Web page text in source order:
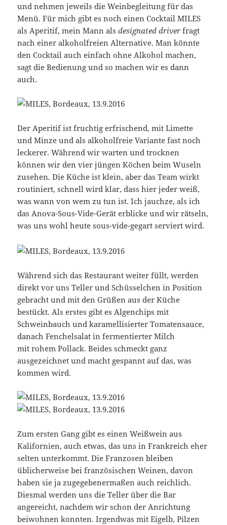
und nehmen jeweils die Weinbegleitung für das
Menü. Für mich gibt es noch einen Cocktail MILES
als Aperitif, mein Mann alsdesignated driver fragt
nach einer alkoholfreien Alternative. Man könnte
den Cocktail auch einfach ohne Alkohol machen,
sagt die Bedienung und so machen wir es dann
auch.
Der Aperitif ist fruchtig erfrischend, mit Limette
und Minze und als alkoholfreie Variante fast noch
leckerer. Während wir warten und trocknen
können wir den vier jüngen Köchen beim Wuseln
zusehen. Die Küche ist klein, aber das Team wirkt
routiniert, schnell wird klar, dass hier jeder weiß,
was wann von wem zu tun ist. Ich jauchze, als ich
das Anova-Sous-Vide-Gerät erblicke und wir rätseln,
was uns wohl heute sous-vide-gegart serviert wird.
Während sich das Restaurant weiter füllt, werden
direkt vor uns Teller und Schüsselchen in Position
gebracht und mit den Grüßen aus der Küche
bestückt. Als erstes gibt es Algenchips mit
Schweinbauch und karamellisierter Tomatensauce,
danach Fenchelsalat in fermentierter Milch
mit rohem Pollack. Beides schmeckt ganz
ausgezeichnet und macht gespannt auf das, was
kommen wird.
Zum ersten Gang gibt es einen Weißwein aus
Kalifornien, auch etwas, das uns in Frankreich eher
selten unterkommt. Die Franzosen bleiben
üblicherweise bei französischen Weinen, davon
haben sie ja zugegebenermaßen auch reichlich.
Diesmal werden uns die Teller über die Bar
angereicht, nachdem wir schon der Anrichtung
beiwohnen konnten. Irgendwas mit Eigelb, Pilzen